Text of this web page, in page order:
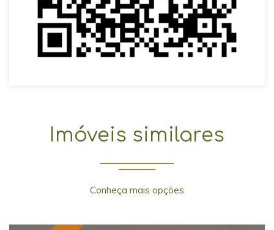
Imóveis similares
Conheça mais opções